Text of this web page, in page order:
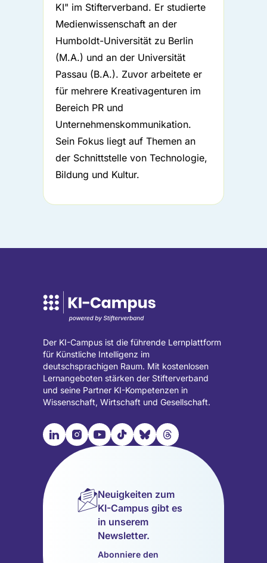
KI" im Stifterverband. Er studierte
Medienwissenschaft an der
Humboldt-Universität zu Berlin
(M.A.) und an der Universität
Passau (B.A.). Zuvor arbeitete er
für mehrere Kreativagenturen im
Bereich PR und
Unternehmenskommunikation.
Sein Fokus liegt auf Themen an
der Schnittstelle von Technologie,
Bildung und Kultur.
Der KI-Campus ist die führende Lernplattform
für Künstliche Intelligenz im
deutschsprachigen Raum. Mit kostenlosen
Lernangeboten stärken der Stifterverband
und seine Partner KI-Kompetenzen in
Wissenschaft, Wirtschaft und Gesellschaft.

Besuche
unsere
LinkedIn
📹︎
Besuche
unsere
(wird
in
einem
neuen
📺︎
Besuche
(wird
in
einem
neuen
Tab
🎵︎
Besuche
(wird
in
einem
neuen
Tab
🦋︎
Besuche
(wird
in
einem
neuen
Tab
🧵︎
Besuche
unsere
(wird
in
Neuigkeiten zum
KI-Campus gibt es
in unserem
Newsletter.
Abonniere den